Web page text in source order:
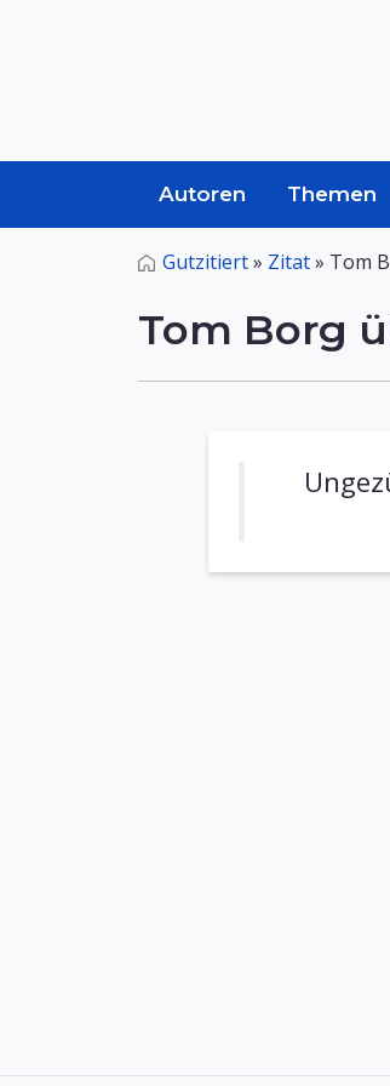
Autoren Themen
Gutzitiert» Zitat» Tom
Tom Borg